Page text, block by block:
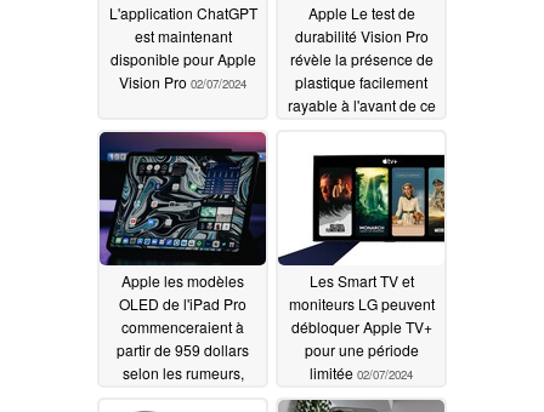
L'application ChatGPT
est maintenant
disponible pour Apple
Vision Pro 02/07/2024
Apple Le test de
durabilité Vision Pro
révèle la présence de
plastique facilement
rayable à l'avant de ce
3 500 $02/07/2024
Apple les modèles
OLED de l'iPad Pro
commenceraient à
partir de 959 dollars
selon les rumeurs,
Les Smart TV et
moniteurs LG peuvent
débloquer Apple TV+
pour une période
limitée 02/07/2024